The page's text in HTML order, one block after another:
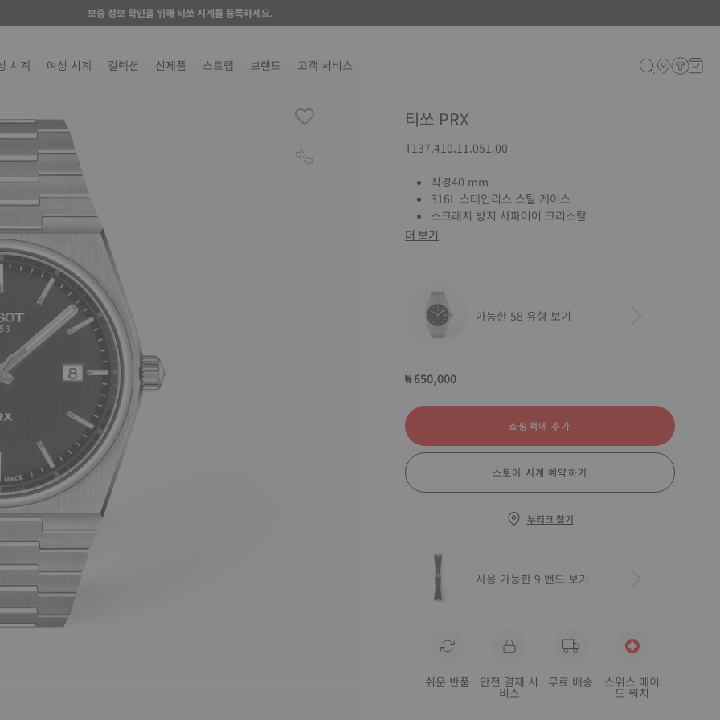
보증 정보 확인을 위해 티쏘 시계를 등록하세요.
시계 여성 시계 컬렉션 신제품 스트랩 브랜드 고객 서비스
티쏘 PRX
T137.410.11.051.00
직경40 mm
316L 스테인리스 스틸 케이스
스크래치 방지 사파이어 크리스탈
더 보기
가능한 58 유형 보기
₩ 650,000
쇼핑백에 추가
스토어 시계 예약하기
부티크 찾기
사용 가능한 9 밴드 보기
쉬운 반품 안전 결제 서
비스
무료 배송 스위스 메이
드 워치